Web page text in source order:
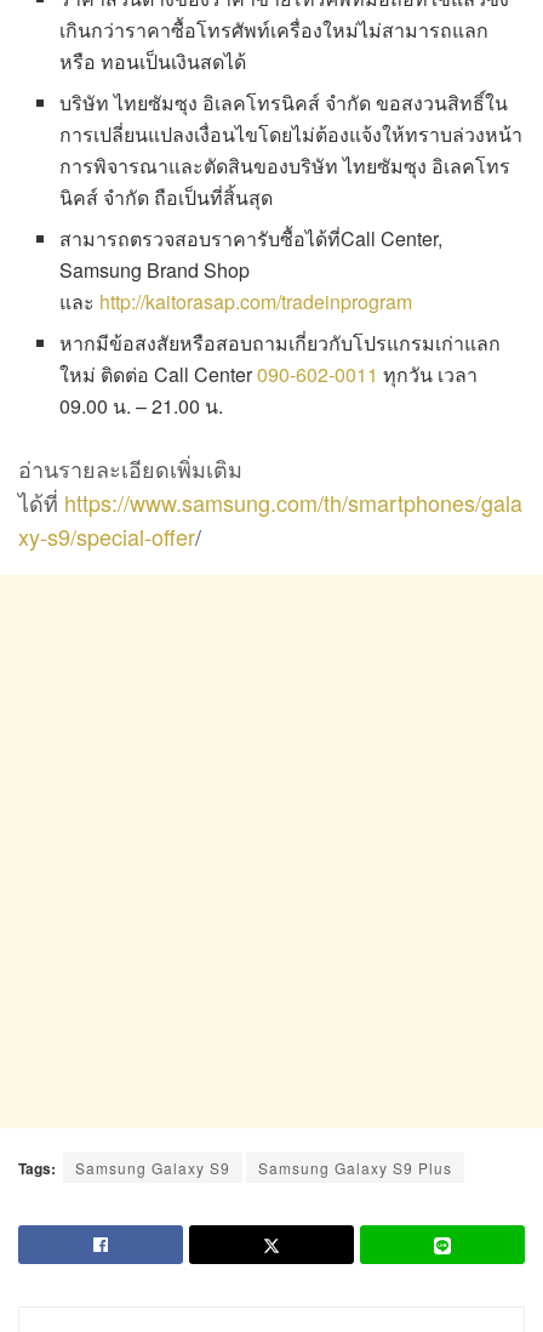
เกินกว่าราคาซื้อโทรศัพท์เครื่องใหม่ไม่สามารถแลก
หรือ ทอนเป็นเงินสดได้
บริษัท ไทยซัมซุง อิเลคโทรนิคส์ จำกัด ขอสงวนสิทธิ์ใน
การเปลี่ยนแปลงเงื่อนไขโดยไม่ต้องแจ้งให้ทราบล่วงหน้า
การพิจารณาและตัดสินของบริษัท ไทยซัมซุง อิเลคโทร
นิคส์ จำกัด ถือเป็นที่สิ้นสุด
สามารถตรวจสอบราคารับซื้อได้ที่Call Center,
Samsung Brand Shop
และ http://kaitorasap.com/tradeinprogram
หากมีข้อสงสัยหรือสอบถามเกี่ยวกับโปรแกรมเก่าแลก
ใหม่ ติดต่อ Call Center090-602-0011 ทุกวัน เวลา
09.00 น. – 21.00 น.
อ่านรายละเอียดเพิ่มเติม
ได้ที่ https://www.samsung.com/th/smartphones/gala
xy-s9/special-offer/
Tags: Samsung Galaxy S9 Samsung Galaxy S9 Plus